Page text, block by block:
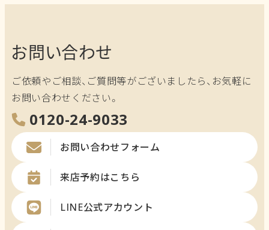
お問い合わせ
ご依頼やご相談、ご質問等がございましたら、お気軽に
お問い合わせください。
0120-24-9033
お問い合わせフォーム
来店予約はこちら
LINE公式アカウント